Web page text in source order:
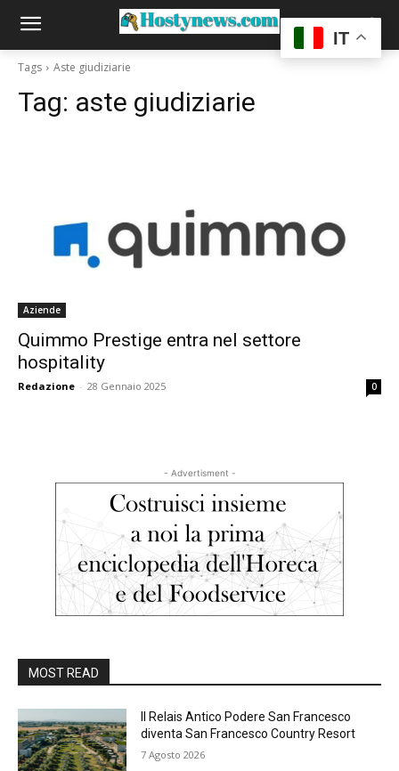
Tags Aste giudiziarie
Tag: aste giudiziarie
Aziende
Quimmo Prestige entra nel settore
hospitality
Redazione - 28 Gennaio 2025 0
- Advertisment -
MOST READ
Il Relais Antico Podere San Francesco
diventa San Francesco Country Resort
7 Agosto 2026
IT